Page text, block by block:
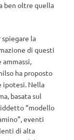
ben oltre quella
spiegare la
di questi
ammassi,
ha proposto
ipotesi. Nella
basata sul
“modello
eventi
di alta